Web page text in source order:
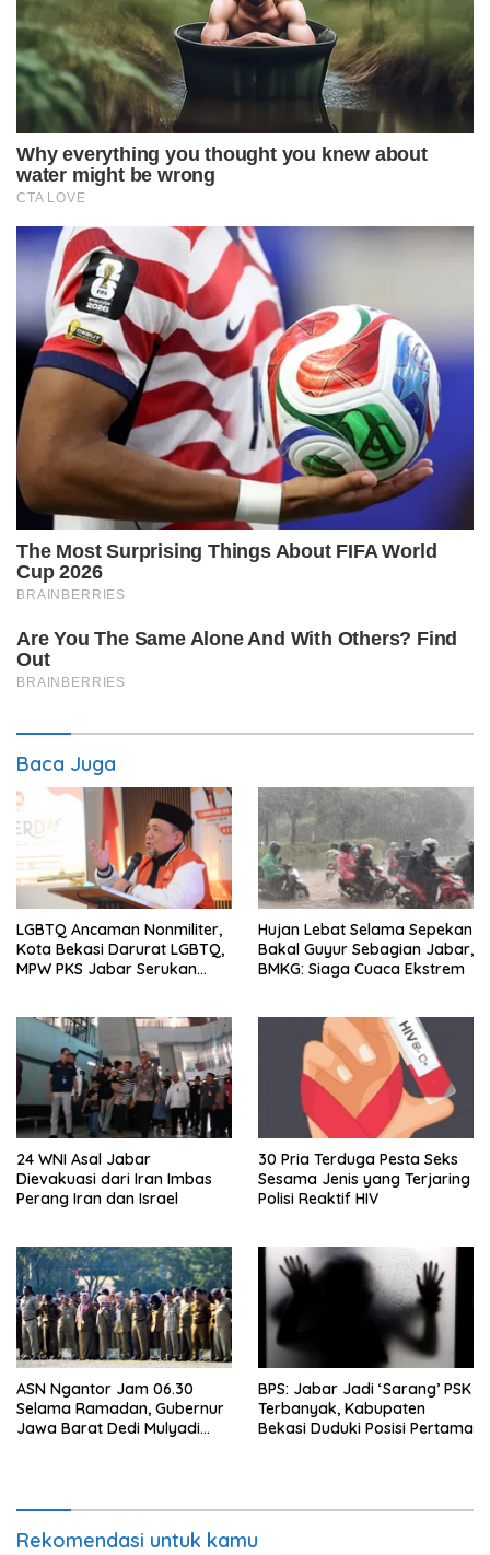
Baca Juga
LGBTQ Ancaman Nonmiliter,
Kota Bekasi Darurat LGBTQ,
MPW PKS Jabar Serukan
Hujan Lebat Selama Sepekan
Bakal Guyur Sebagian Jabar,
BMKG: Siaga Cuaca Ekstrem
24 WNI Asal Jabar
Dievakuasi dari Iran Imbas
Perang Iran dan Israel
30 Pria Terduga Pesta Seks
Sesama Jenis yang Terjaring
Polisi Reaktif HIV
ASN Ngantor Jam 06.30
Selama Ramadan, Gubernur
Jawa Barat Dedi Mulyadi
BPS: Jabar Jadi ‘Sarang’ PSK
Terbanyak, Kabupaten
Bekasi Duduki Posisi Pertama
Rekomendasi untuk kamu